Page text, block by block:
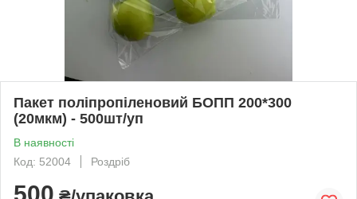
Пакет поліпропіленовий БОПП 200*300
(20мкм) - 500шт/уп
В наявності
Код: 52004
Роздріб
500